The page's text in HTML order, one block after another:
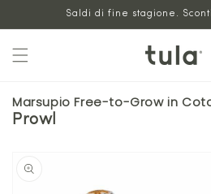
contenuto
Saldi di fine stagione.
Marsupio Free-to-Grow in
Prowl
informazioni